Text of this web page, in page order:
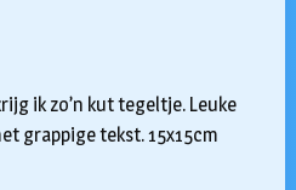
ik zo’n kut tegeltje. Leuke
grappige tekst. 15x15cm